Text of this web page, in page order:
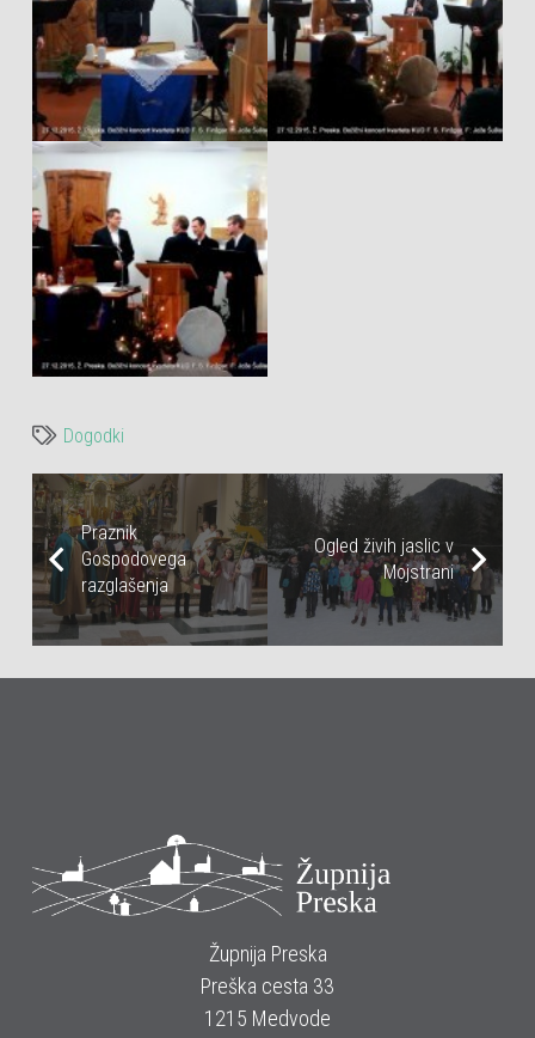
Dogodki
Praznik
Gospodovega
razglašenja
Ogled živih jaslic v
Mojstrani
Župnija Preska
Preška cesta 33
1215 Medvode